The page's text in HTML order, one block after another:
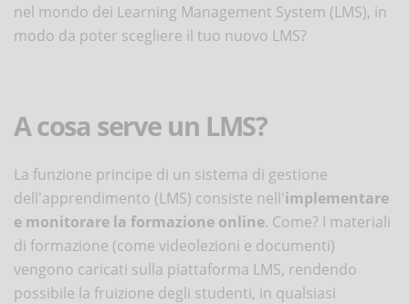
nel mondo dei Learning Management System (LMS), in
modo da poter scegliere il tuo nuovo LMS?
A cosa serve un LMS?
La funzione principe di un sistema di gestione
dell'apprendimento (LMS) consiste nell'implementare
e monitorare la formazione online. Come? I materiali
di formazione (come videolezioni e documenti)
vengono caricati sulla piattaforma LMS, rendendo
possibile la fruizione degli studenti, in qualsiasi